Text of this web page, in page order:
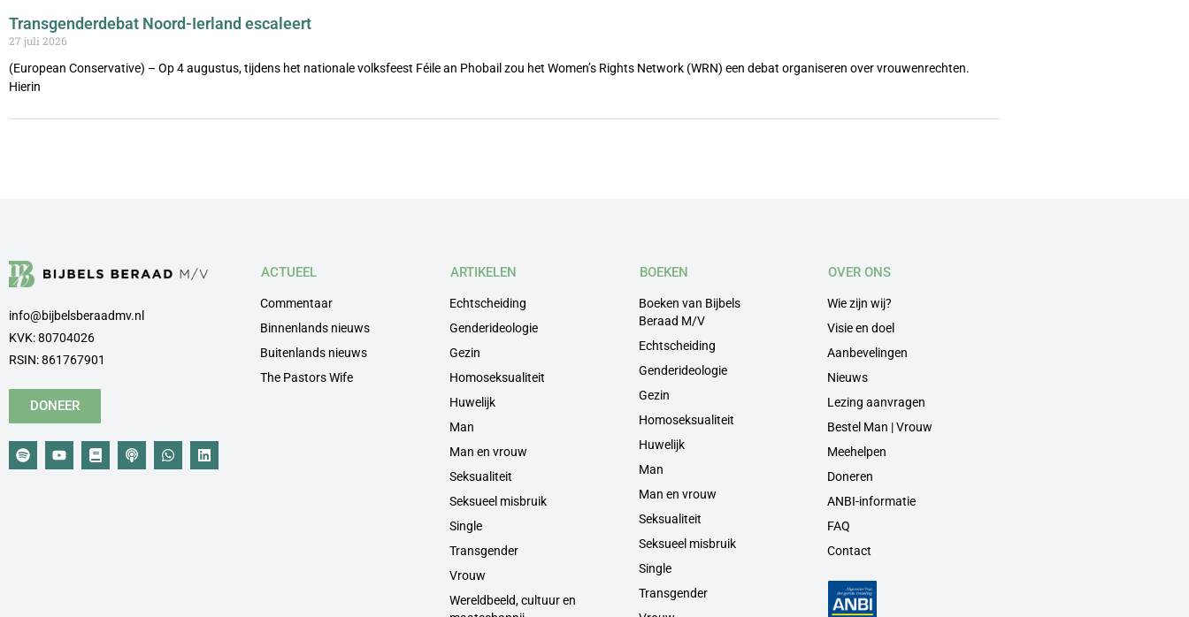
Transgenderdebat Noord-Ierland escaleert
27 juli 2026
(European Conservative) – Op 4 augustus, tijdens het nationale volksfeest Féile an Phobail zou het Women’s Rights Network (WRN) een debat organiseren over vrouwenrechten.
Hierin
info@bijbelsberaadmv.nl
KVK: 80704026
RSIN: 861767901
DONEER
ACTUEEL
Commentaar
Binnenlands nieuws
Buitenlands nieuws
The Pastors Wife
ARTIKELEN
Echtscheiding
Genderideologie
Gezin
Homoseksualiteit
Huwelijk
Man
Man en vrouw
Seksualiteit
Seksueel misbruik
Single
Transgender
Vrouw
Wereldbeeld, cultuur en
BOEKEN
Boeken van Bijbels
Beraad M/V
Echtscheiding
Genderideologie
Gezin
Homoseksualiteit
Huwelijk
Man
Man en vrouw
Seksualiteit
Seksueel misbruik
Single
Transgender
OVER ONS
Wie zijn wij?
Visie en doel
Aanbevelingen
Nieuws
Lezing aanvragen
Bestel Man | Vrouw
Meehelpen
Doneren
ANBI-informatie
FAQ
Contact